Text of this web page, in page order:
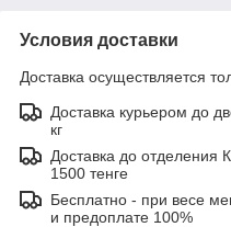
Условия доставки
Доставка осуществляется
Доставка курьером до
кг
Доставка до отделения
1500 тенге
Бесплатно - при весе
и предоплате 100%